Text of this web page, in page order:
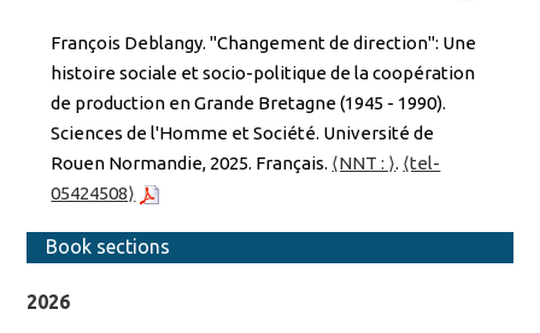
François Deblangy. "Changement de direction": Une
histoire sociale et socio-politique de la coopération
de production en Grande Bretagne (1945 - 1990).
Sciences de l'Homme et Société. Université de
Rouen Normandie, 2025. Français. ⟨NNT : ⟩. ⟨tel-
05424508⟩
Book sections
2026